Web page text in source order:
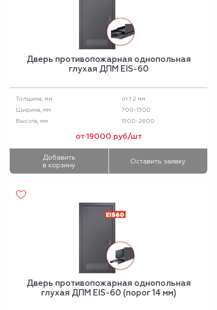
Дверь противопожарная однопольная
глухая ДПМ EIS-60
Толщина, мм
от 1.2 мм
Ширина, мм
700-1300
Высота, мм
1500-2600
от 19000 руб/шт
Добавить
в корзину
Оставить заявку
Дверь противопожарная однопольная
глухая ДПМ EIS-60 (порог 14 мм)